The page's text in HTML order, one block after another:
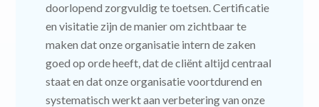
doorlopend zorgvuldig te toetsen. Certificatie
en visitatie zijn de manier om zichtbaar te
maken dat onze organisatie intern de zaken
goed op orde heeft, dat de cliënt altijd centraal
staat en dat onze organisatie voortdurend en
systematisch werkt aan verbetering van onze